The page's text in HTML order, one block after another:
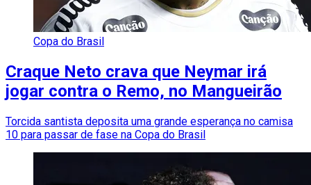
Copa do Brasil
Craque Neto crava que Neymar irá
jogar contra o Remo, no Mangueirão
Torcida santista deposita uma grande esperança no camisa
10 para passar de fase na Copa do Brasil